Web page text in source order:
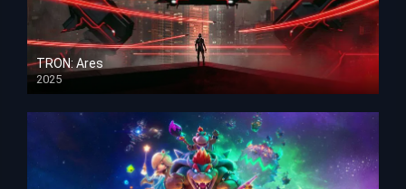
TRON: Ares
2025
HD 1080p